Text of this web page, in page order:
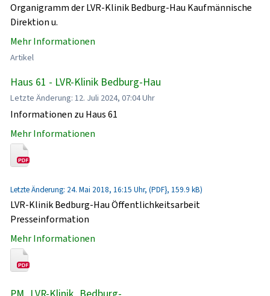
Organigramm der LVR-Klinik Bedburg-Hau Kaufmännische
Direktion u.
Mehr Informationen
Artikel
Haus 61 - LVR-Klinik Bedburg-Hau
Letzte Änderung: 12. Juli 2024, 07:04 Uhr
Informationen zu Haus 61
Mehr Informationen
Letzte Änderung: 24. Mai 2018, 16:15 Uhr, (PDF}, 159.9 kB)
LVR-Klinik Bedburg-Hau Öffentlichkeitsarbeit
Presseinformation
Mehr Informationen